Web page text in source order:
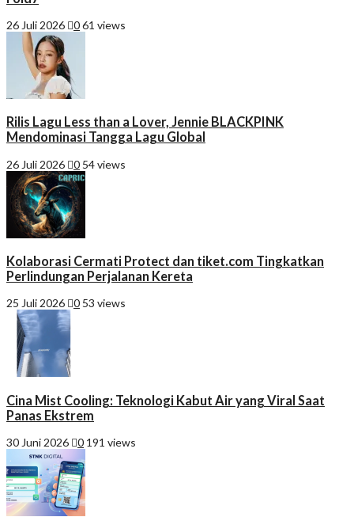
26 Juli 2026 061 views
Rilis Lagu Less than a Lover, Jennie BLACKPINK
Mendominasi Tangga Lagu Global
26 Juli 2026 0 54 views
Kolaborasi Cermati Protect dan tiket.com Tingkatkan
Perlindungan Perjalanan Kereta
25 Juli 2026 0 53 views
Cina Mist Cooling: Teknologi Kabut Air yang Viral Saat
Panas Ekstrem
30 Juni 2026 0 191 views